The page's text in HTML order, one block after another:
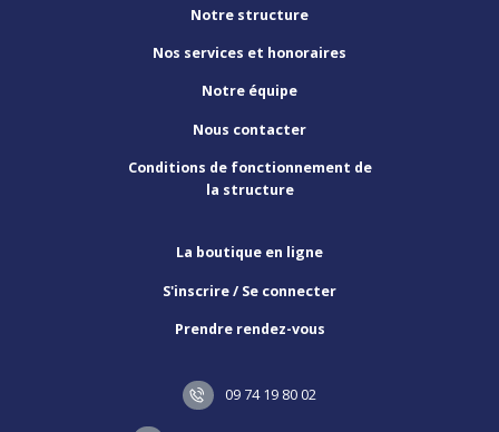
Notre structure
Nos services et honoraires
Notre équipe
Nous contacter
Conditions de fonctionnement de
la structure
La boutique en ligne
S'inscrire / Se connecter
Prendre rendez-vous
09 74 19 80 02